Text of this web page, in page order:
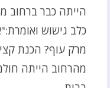
הייתה כבר ברחוב
כלב גישוש
מרק עוף? הכנת
מהרחוב הייתה